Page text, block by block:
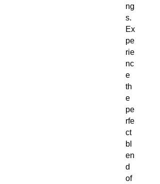
ng
s.
Ex
pe
rie
nc
e
th
e
pe
rfe
ct
bl
en
d
of